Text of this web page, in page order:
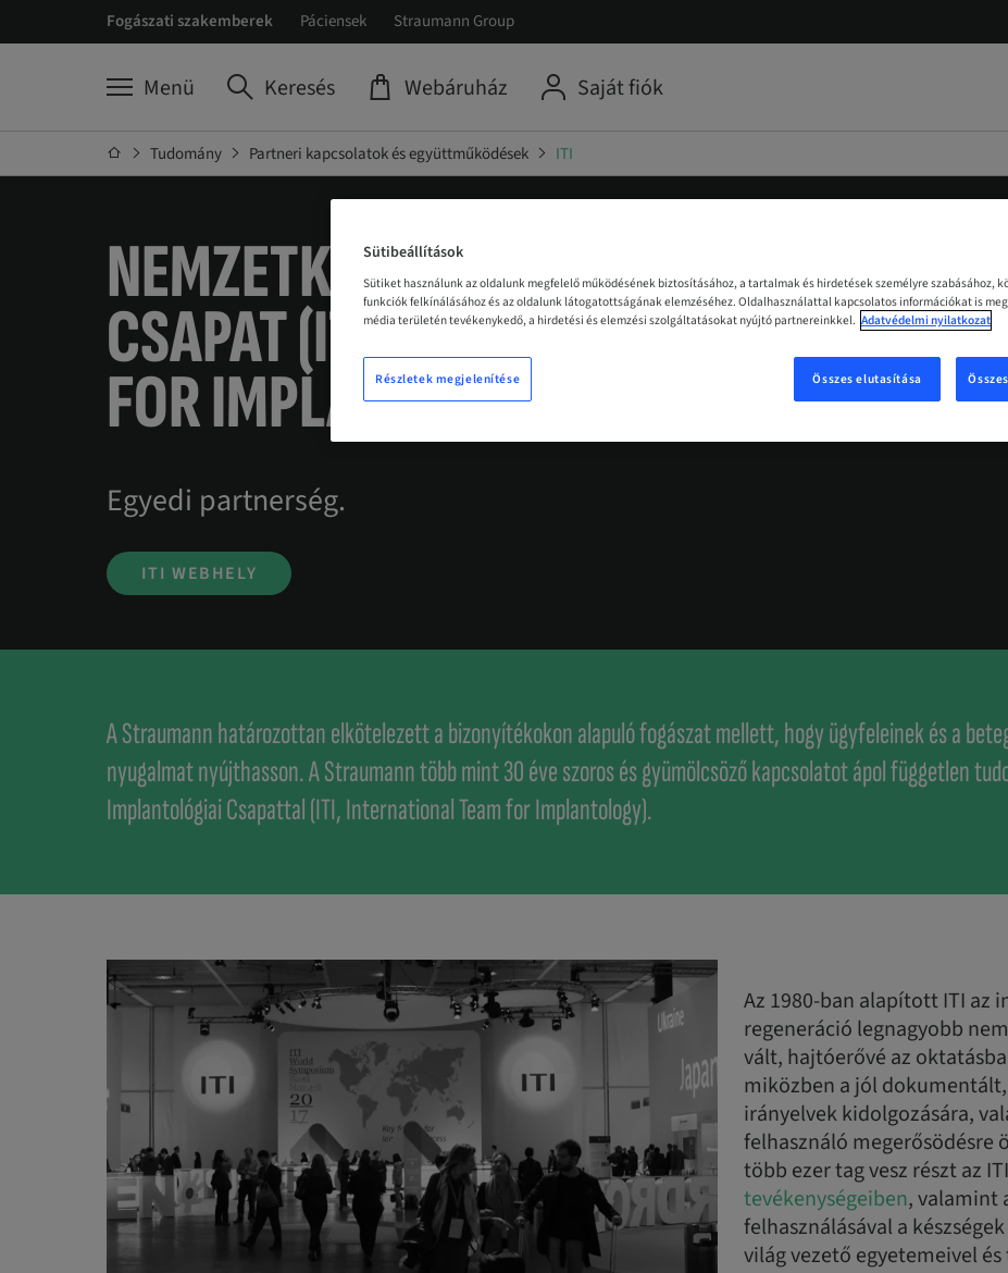
Fogászati szakemberek Páciensek Straumann Group
Menü Keresés Webáruház Saját fiók
Tudomány Partneri kapcsolatok és együttműködések ITI
NEMZETKÖZIIMPLANTOLÓGIAI
CSAPAT (ITI, INTERNATIONAL TEAM
FOR IMPLANTOLOGY)
Egyedi partnerség.
ITI WEBHELY
A Straumann határozottan elkötelezett a bizonyítékokon alapuló fogászat mellett, hogy ügyfeleinek és a
nyugalmat nyújthasson. A Straumann több mint 30 éve szoros és gyümölcsöző kapcsolatot ápol független
Implantológiai Csapattal (ITI, International Team for Implantology).
Az 1980-ban alapított ITI az
regeneráció legnagyobb
vált, hajtóerővé az
miközben a jól
irányelvek kidolgozására,
felhasználó megerősödésre
több ezer tag vesz részt az ITI
tevékenységeiben, valamint
felhasználásával a
világ vezető egyetemeivel
Sütibeállítások
Sütiket használunk az oldalunk megfelelő működésének biztosításához, a tartalmak és hirdetések személyre szabásához,
funkciók felkínálásához és az oldalunk látogatottságának elemzéséhez. Oldalhasználattal kapcsolatos információkat is
média területén tevékenykedő, a hirdetési és elemzési szolgáltatásokat nyújtó partnereinkkel. Adatvédelmi nyilatkozat
Összes elutasítása
Részletek megjelenítése